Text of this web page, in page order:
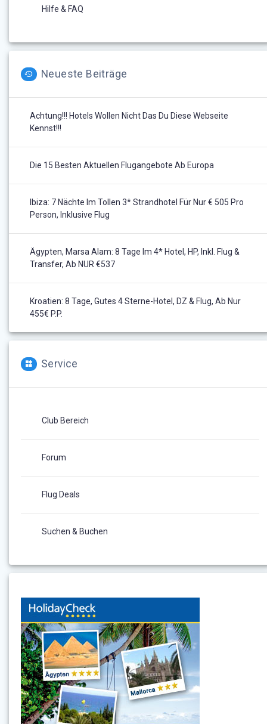
Hilfe & FAQ
Neueste Beiträge
Achtung!!! Hotels Wollen Nicht Das Du Diese Webseite
Kennst!!!
Die 15 Besten Aktuellen Flugangebote Ab Europa
Ibiza: 7 Nächte Im Tollen 3* Strandhotel Für Nur € 505 Pro
Person, Inklusive Flug
Ägypten, Marsa Alam: 8 Tage Im 4* Hotel, HP, Inkl. Flug &
Transfer, Ab NUR €537
Kroatien: 8 Tage, Gutes 4 Sterne-Hotel, DZ & Flug, Ab Nur
455€ P.P.
Service
Club Bereich
Forum
Flug Deals
Suchen & Buchen